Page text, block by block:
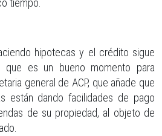
tiempo.
hipotecas y el crédito sigue
que es un bueno momento para
general de ACP, que añade que
están dando facilidades de pago
de su propiedad, al objeto de